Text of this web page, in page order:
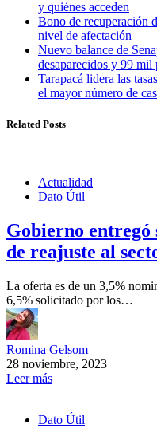
y quiénes acceden
Bono de recuperación
nivel de afectación
Nuevo balance de
desaparecidos y 99 mil
Tarapacá lidera las
el mayor número de
Related Posts
Actualidad
Dato Útil
Gobierno
de reajuste al
La oferta es de un 3,5%
6,5% solicitado por los…
Romina Gelsom
28 noviembre, 2023
Leer más
Dato Útil